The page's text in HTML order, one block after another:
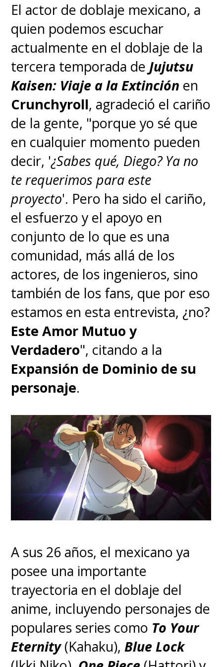
La música vuelve a reunir aJoe
Hisaishi con Miyazaki luego de
trabajar juntos prácticamente
en todas sus películas,
inmortalizando sus melodías con
"El Viaje de Chihiro", "Mi vecino
Totoro" y "El Castillo
Ambulante". Por supuesto, la
película es producida por
elcofundador de Studio
Ghibli,Toshio Suzuki.
En las voces, tenemos a Soma
Santoki, de 18 años, dando su
voz al protagonista, "Mahito
Maki", sumándose Takuya
Kimura, Masaki Suda, Kou
Shibasaki, Aimyon, Yoshino
Kimura, Keiko Takeshita, Jun
Fubuki, Sawako Agawa, Karen
Takizawa, Shinobu Ōtake, Jun
Kunimura, Kaoru Kobayashi y
Shohei Hino entre los talentos
que prestaron sus voces .
El título original, "How do you
live?", fue tomado prestado
del libro homónimo
de Genzaburo Yoshino,
El actor de doblaje mexicano, a
quien podemos escuchar
actualmente en el doblaje de la
tercera temporada de Jujutsu
Kaisen: Viaje a la Extinción en
Crunchyroll, agradeció el cariño
de la gente, "porque yo sé que
en cualquier momento pueden
decir, '¿Sabes qué, Diego? Ya no
te requerimos para este
proyecto'. Pero ha sido el cariño,
el esfuerzo y el apoyo en
conjunto de lo que es una
comunidad, más allá de los
actores, de los ingenieros, sino
también de los fans, que por eso
estamos en esta entrevista, ¿no?
Este Amor Mutuo y
Verdadero", citando a la
Expansión de Dominio de su
personaje.
A sus 26 años, el mexicano ya
posee una importante
trayectoria en el doblaje del
anime, incluyendo personajes de
populares series como To Your
Eternity(Kahaku),Blue Lock